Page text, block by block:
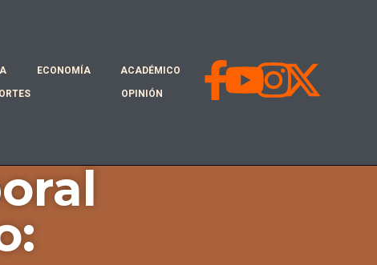
ECONOMÍA ACADÉMICO
OPINIÓN